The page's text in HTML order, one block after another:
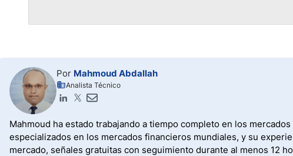
Por Mahmoud Abdallah
Analista Técnico
Mahmoud ha estado trabajando a tiempo completo en los
especializados en los mercados financieros mundiales, y su
mercado, señales gratuitas con seguimiento durante al menos 12